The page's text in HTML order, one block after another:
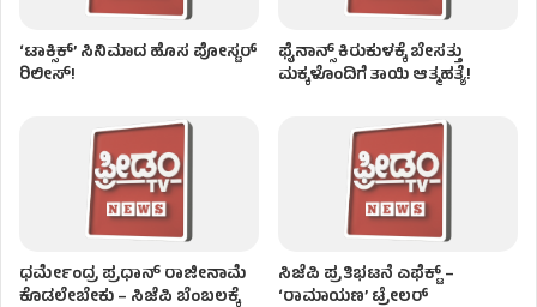
‘ಟಾಕ್ಸಿಕ್’ ಸಿನಿಮಾದ ಹೊಸ ಪೋಸ್ಟರ್
ರಿಲೀಸ್!
ಫೈನಾನ್ಸ್​​ ಕಿರುಕುಳಕ್ಕೆ ಬೇಸತ್ತು
ಮಕ್ಕಳೊಂದಿಗೆ ತಾಯಿ ಆತ್ಮಹತ್ಯೆ!​
ಧರ್ಮೇಂದ್ರ ಪ್ರಧಾನ್ ರಾಜೀನಾಮೆ
ಕೊಡಲೇಬೇಕು – ಸಿಜೆಪಿ ಬೆಂಬಲಕ್ಕೆ
ಸಿಜೆಪಿ ಪ್ರತಿಭಟನೆ ಎಫೆಕ್ಟ್‌ –
‘ರಾಮಾಯಣ’ ಟ್ರೇಲರ್